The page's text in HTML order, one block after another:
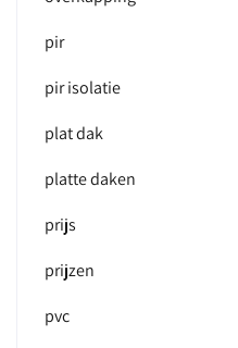
pir
pir isolatie
plat dak
platte daken
prijs
prijzen
pvc